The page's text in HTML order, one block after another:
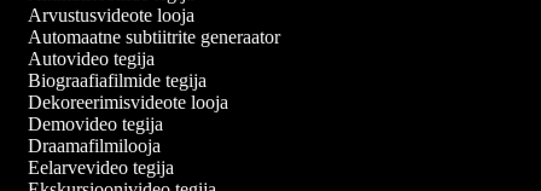
Arvustusvideote looja
Automaatne subtiitrite generaator
Autovideo tegija
Biograafiafilmide tegija
Dekoreerimisvideote looja
Demovideo tegija
Draamafilmilooja
Eelarvevideo tegija